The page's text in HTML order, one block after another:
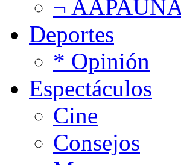
¬
Deportes
* Opinión
Espectáculos
Cine
Consejos